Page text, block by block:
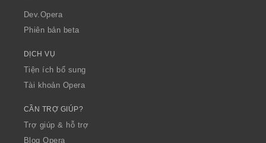
a
Dev.Opera
Phiên bản beta
DỊCH VỤ
Tiện ích bổ sung
Tài khoản Opera
CẦN TRỢ GIÚP?
Trợ giúp & hỗ trợ
Blog Opera